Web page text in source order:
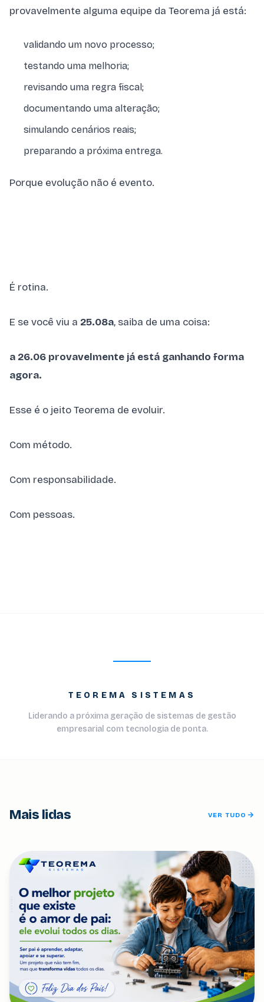
provavelmente alguma equipe da Teorema já está:
validando um novo processo;
testando uma melhoria;
revisando uma regra fiscal;
documentando uma alteração;
simulando cenários reais;
preparando a próxima entrega.
Porque evolução não é evento.
É rotina.
E se você viu a 25.08a, saiba de uma coisa:
a 26.06 provavelmente já está ganhando forma
agora.
Esse é o jeito Teorema de evoluir.
Com método.
Com responsabilidade.
Com pessoas.
TEOREMA SISTEMAS
Liderando a próxima geração de sistemas de gestão
empresarial com tecnologia de ponta.
Mais lidas VER TUDO